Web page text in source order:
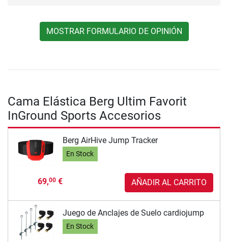
MOSTRAR FORMULARIO DE OPINIÓN
Cama Elástica Berg Ultim Favorit
InGround Sports Accesorios
Berg AirHive Jump Tracker
En Stock
69,00€ AÑADIR AL CARRITO
Juego de Anclajes de Suelo cardiojump
En Stock